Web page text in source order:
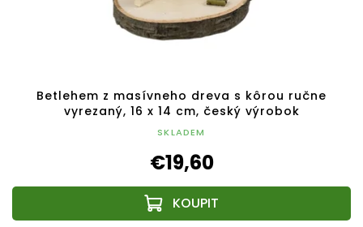
Betlehem z masívneho dreva s kôrou ručne
vyrezaný, 16 x 14 cm, český výrobok
SKLADEM
€19,60